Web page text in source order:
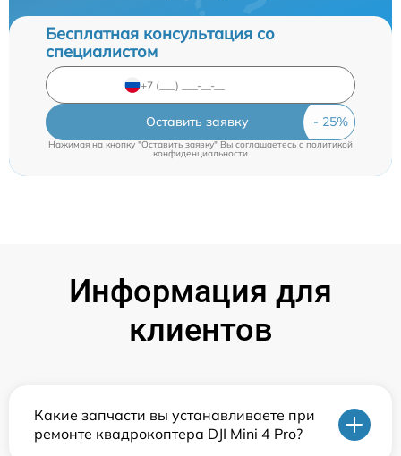
Бесплатная консультация со
специалистом
Оставить заявку
Нажимая на кнопку "Оставить заявку" Вы соглашаетесь c политикой
конфиденциальности
Информация для
клиентов
Какие запчасти вы устанавливаете при
ремонте квадрокоптера DJI Mini 4 Pro?